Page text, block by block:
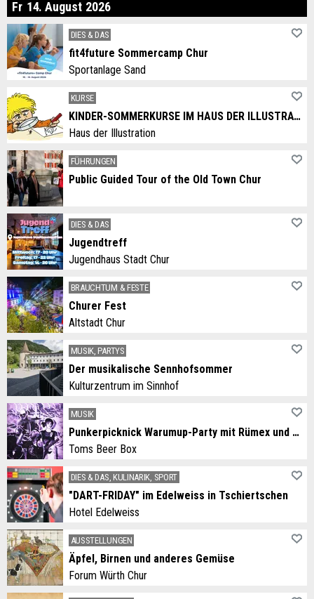
Freitag
14. August 2026
DIES & DAS
fit4future Sommercamp Chur
Sportanlage Sand
KURSE
KINDER-SOMMERKURSE IM HAUS DER ILLUSTRATION
Haus der Illustration
FÜHRUNGEN
Public Guided Tour of the Old Town Chur
DIES & DAS
Jugendtreff
Jugendhaus Stadt Chur
BRAUCHTUM & FESTE
Churer Fest
Altstadt Chur
MUSIK, PARTYS
Der musikalische Sennhofsommer
Kulturzentrum im Sinnhof
MUSIK
Punkerpicknick Warumup-Party mit Rümex und Stüpper
Toms Beer Box
DIES & DAS, KULINARIK, SPORT
"DART-FRIDAY" im Edelweiss in Tschiertschen
Hotel Edelweiss
AUSSTELLUNGEN
Äpfel, Birnen und anderes Gemüse
Forum Würth Chur